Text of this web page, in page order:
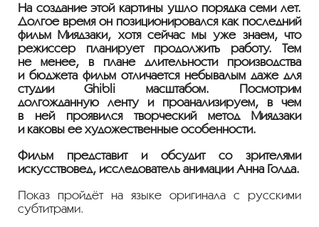
На создание этой картины ушло порядка семи лет.
Долгое время он позиционировался как последний
фильм Миядзаки, хотя сейчас мы уже знаем, что
режиссёр планирует продолжить работу. Тем
не менее, в плане длительности производства
и бюджета фильм отличается небывалым даже для
студии Ghibli масштабом. Посмотрим
долгожданную ленту и проанализируем, в чём
в ней проявился творческий метод Миядзаки
и каковы её художественные особенности.
Фильм представит и обсудит со зрителями
искусствовед, исследователь анимации Анна Голда.
Показ пройдёт на языке оригинала с русскими
субтитрами.